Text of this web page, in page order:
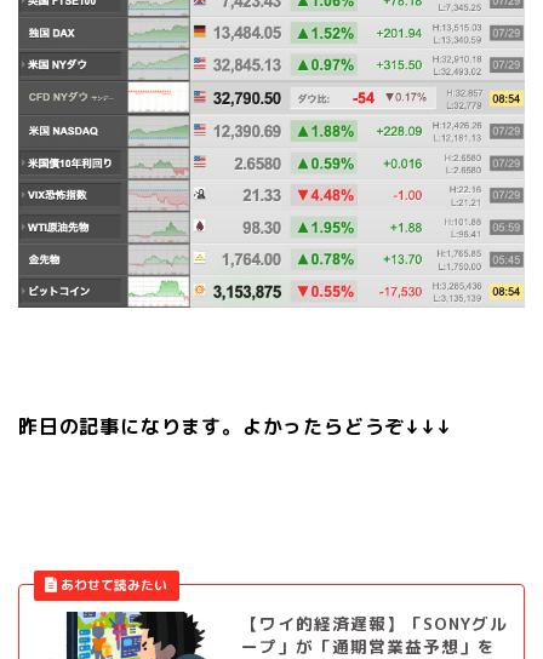
昨日の記事になります。よかったらどうぞ↓↓↓
【ワイ的経済遅報】「SONYグル
ープ」が「通期営業益予想」を